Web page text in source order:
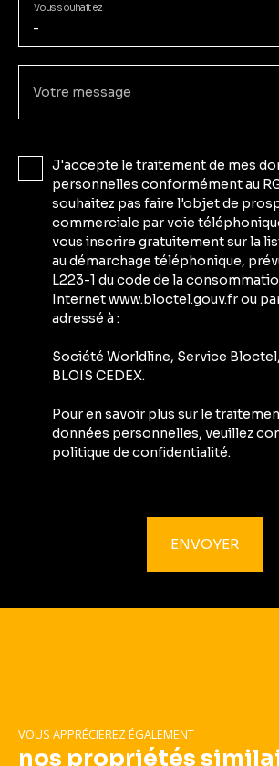
-
Vous souhaitez
Votre message
J'accepte le traitement de mes
personnelles conformément au
souhaitez pas faire l'objet de
commerciale par voie
vous inscrire gratuitement sur la
au démarchage téléphonique,
L223-1 du code de la
Internet www.bloctel.gouv.fr ou
adressé à :
Société Worldline, Service Bloctel,
BLOIS CEDEX.
Pour en savoir plus sur le
données personnelles, veuillez
politique de confidentialité.
ENVOYER
VOUS APPRÉCIEREZ ÉGALEMENT
nos propriétés